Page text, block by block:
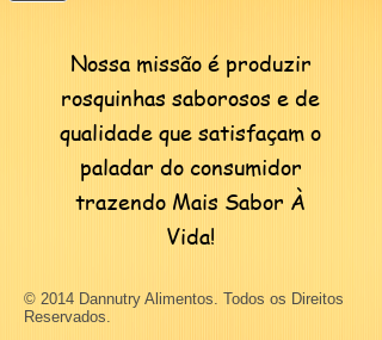
Nossa missão é produzir
rosquinhas saborosos e de
qualidade que satisfaçam o
paladar do consumidor
trazendo Mais Sabor À
Vida!
© 2014 Dannutry Alimentos. Todos os Direitos
Reservados.